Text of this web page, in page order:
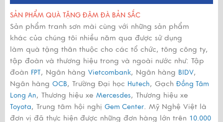
SẢN PHẨM QUÀ TẶNG ĐẬM ĐÀ BẢN SẮC
Sản phẩm tranh sơn mài cùng với những sản phẩm
khác của chúng tôi nhiều năm qua được sử dụng
làm quà tặng thân thuộc cho các tổ chức, tông công ty,
tập đoàn và thương hiệu trong và ngoài nước như: Tập
đoàn FPT, Ngân hàng Vietcombank, Ngân hàng BIDV,
Ngân hàng OCB, Trường Đại học Hutech, Gạch Đồng Tâm
Long An, Thương hiệu xe Mercesdes, Thương hiệu xe
Toyota, Trung tâm hội nghị Gem Center. Mỹ Nghệ Việt là
đơn vị đã thực hiện được những đơn hàng lớn trên 10.000